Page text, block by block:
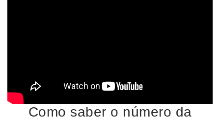
Como saber o número da